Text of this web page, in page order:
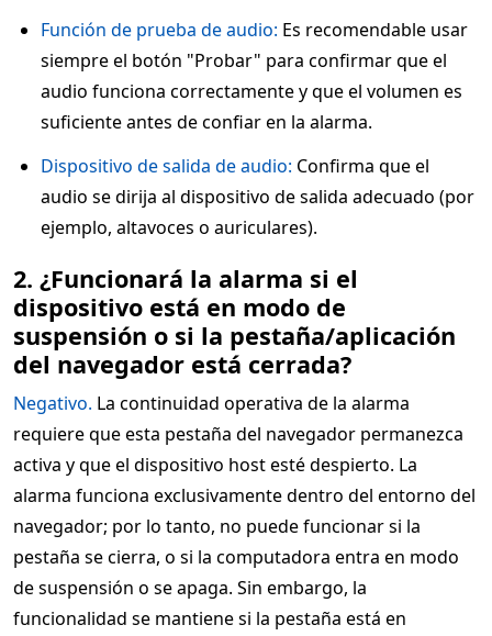
Función de prueba de audio: Es recomendable usar
siempre el botón "Probar" para confirmar que el
audio funciona correctamente y que el volumen es
suficiente antes de confiar en la alarma.
Dispositivo de salida de audio: Confirma que el
audio se dirija al dispositivo de salida adecuado (por
ejemplo, altavoces o auriculares).
2. ¿Funcionará la alarma si el
dispositivo está en modo de
suspensión o si la pestaña/aplicación
del navegador está cerrada?
Negativo. La continuidad operativa de la alarma
requiere que esta pestaña del navegador permanezca
activa y que el dispositivo host esté despierto. La
alarma funciona exclusivamente dentro del entorno del
navegador; por lo tanto, no puede funcionar si la
pestaña se cierra, o si la computadora entra en modo
de suspensión o se apaga. Sin embargo, la
funcionalidad se mantiene si la pestaña está en